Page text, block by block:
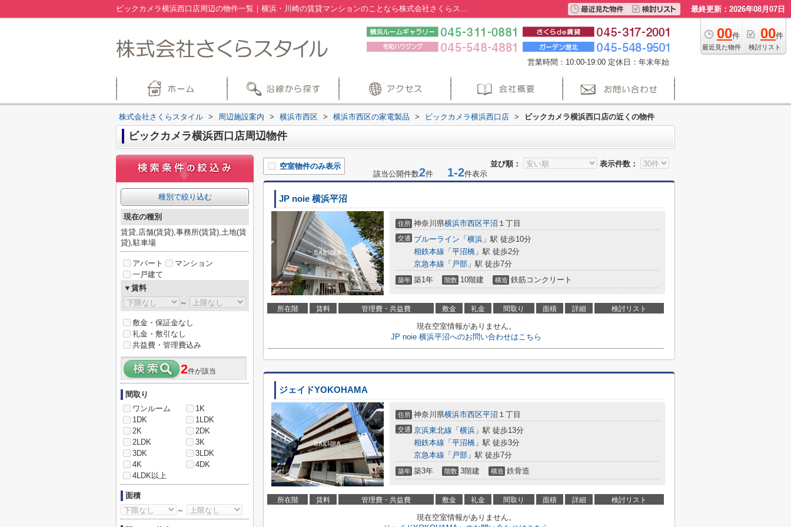
ビックカメラ横浜西口店周辺の物件一覧｜横浜・川崎の賃貸マンションのことなら株式会社さくらスタイル 最終更新：2026年08月07日
00件
最近見た物件
00件
検討リスト
営業時間：10:00-19:00 定休日：年末年始
株式会社さくらスタイル > 周辺施設案内 > 横浜市西区 > 横浜市西区の家電製品 > ビックカメラ横浜西口店 > ビックカメラ横浜西口店の近くの物件
ビックカメラ横浜西口店周辺物件
並び順： 表示件数：
空室物件のみ表示
該当公開件数2件 1-2件表示
JP noie 横浜平沼
住所 神奈川県横浜市西区平沼 １丁目
交通 ブルーライン 「 横浜 」駅 徒歩10分
相鉄本線 「 平沼橋 」駅 徒歩2分
京急本線 「 戸部 」駅 徒歩7分
築年 築1年 階数 10階建 構造 鉄筋コンクリート
所在階 賃料 管理費・共益費 敷金 礼金 間取り 面積 詳細 検討リスト
現在空室情報がありません。
JP noie 横浜平沼へのお問い合わせはこちら
ジェイドYOKOHAMA
住所 神奈川県横浜市西区平沼 １丁目
交通 京浜東北線 「 横浜 」駅 徒歩13分
相鉄本線 「 平沼橋 」駅 徒歩3分
京急本線 「 戸部 」駅 徒歩7分
築年 築3年 階数 3階建 構造 鉄骨造
所在階 賃料 管理費・共益費 敷金 礼金 間取り 面積 詳細 検討リスト
現在空室情報がありません。
種別で絞り込む
現在の種別
賃貸,店舗(賃貸),事務所(賃貸),土地(賃
貸),駐車場
アパート
マンション
一戸建て
▼賃料
～
敷金・保証金なし
礼金・敷引なし
共益費・管理費込み
2件が該当
間取り
ワンルーム
1K
1DK
1LDK
2K
2DK
2LDK
3K
3DK
3LDK
4K
4DK
4LDK以上
面積
～